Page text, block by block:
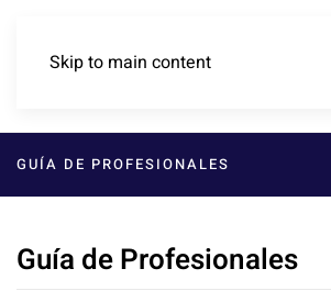
Skip to main content
GUÍA DE PROFESIONALES
Guía de Profesionales